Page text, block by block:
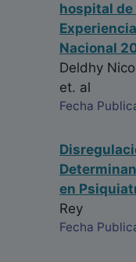
hospital
Nacional
Deldhy
et. al
Fecha
en
Rey
Fecha